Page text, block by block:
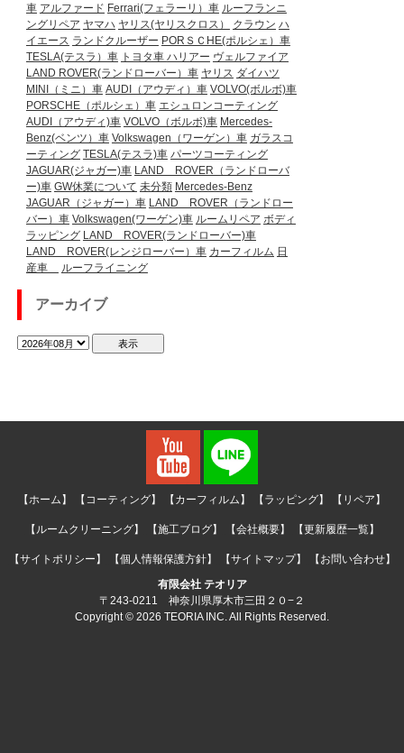
車 アルファード Ferrari(フェラーリ）車 ルーフランニ
ングリペア ヤマハ ヤリス(ヤリスクロス） クラウン ハ
イエース ランドクルーザー PORＳＣHE(ポルシェ）車
TESLA(テスラ）車 トヨタ車 ハリアー ヴェルファイア
LAND ROVER(ランドローバー）車 ヤリス ダイハツ
MINI（ミニ）車 AUDI（アウディ）車 VOLVO(ボルボ)車
PORSCHE（ポルシェ）車 エシュロンコーティング
AUDI（アウディ)車 VOLVO（ボルボ)車 Mercedes-
Benz(ベンツ）車 Volkswagen（ワーゲン）車 ガラスコ
ーティング TESLA(テスラ)車 パーツコーティング
JAGUAR(ジャガー)車 LAND ROVER（ランドローバ
ー)車 GW休業について 未分類 Mercedes-Benz
JAGUAR（ジャガー）車 LAND ROVER（ランドロー
バー）車 Volkswagen(ワーゲン)車 ルームリペア ボディ
ラッピング LAND ROVER(ランドローバー)車
LAND ROVER(レンジローバー）車 カーフィルム 日
産車
ルーフライニング
アーカイブ
【ホーム】 【コーティング】 【カーフィルム】 【ラッピング】 【リペア】
【ルームクリーニング】 【施工ブログ】 【会社概要】 【更新履歴一覧】
【サイトポリシー】 【個人情報保護方針】 【サイトマップ】
【お問い合わせ】
有限会社 テオリア
〒243-0211 神奈川県厚木市三田２０−２
Copyright © 2026 TEORIA INC. All Rights Reserved.